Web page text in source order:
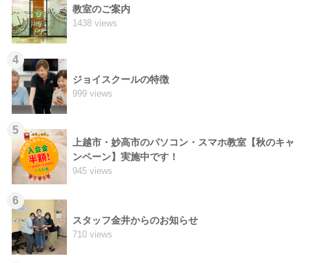
教室のご案内
1438 views
4
ジョイスクールの特徴
999 views
5
上越市・妙高市のパソコン・スマホ教室【秋のキャ
ンペーン】実施中です！
945 views
6
スタッフ金井からのお知らせ
710 views